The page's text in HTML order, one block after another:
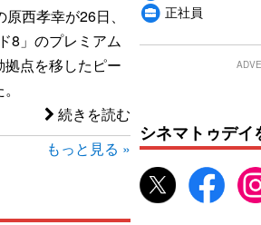
西孝幸が26日、
8」のプレミアム
点を移したピー
続きを読む
もっと見る »
正社員
シネマトゥデイ